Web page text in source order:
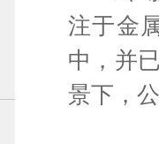
注于金
中，并
景下，